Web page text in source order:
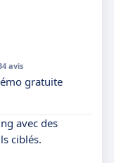
avis
gratuite
avec des
ciblés.